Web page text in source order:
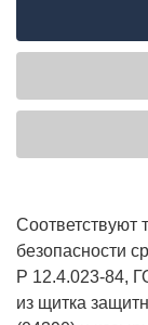
безопасности
Р 12.4.023-84,
из щитка